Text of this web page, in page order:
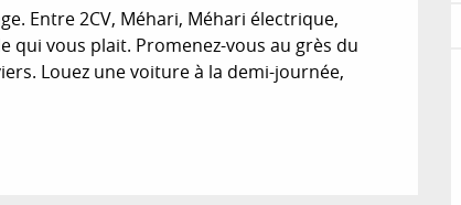
Entre 2CV, Méhari, Méhari électrique,
qui vous plait. Promenez-vous au grès du
Louez une voiture à la demi-journée,